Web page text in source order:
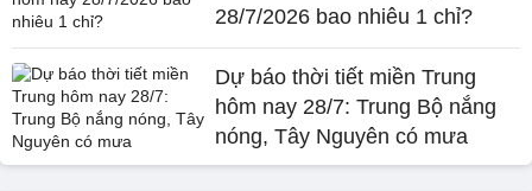
28/7/2026 bao nhiêu 1 chỉ?
Dự báo thời tiết miền Trung
hôm nay 28/7: Trung Bộ nắng
nóng, Tây Nguyên có mưa